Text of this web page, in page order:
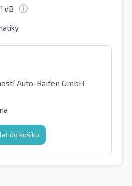
dB
Auto-Raifen GmbH
do košíku